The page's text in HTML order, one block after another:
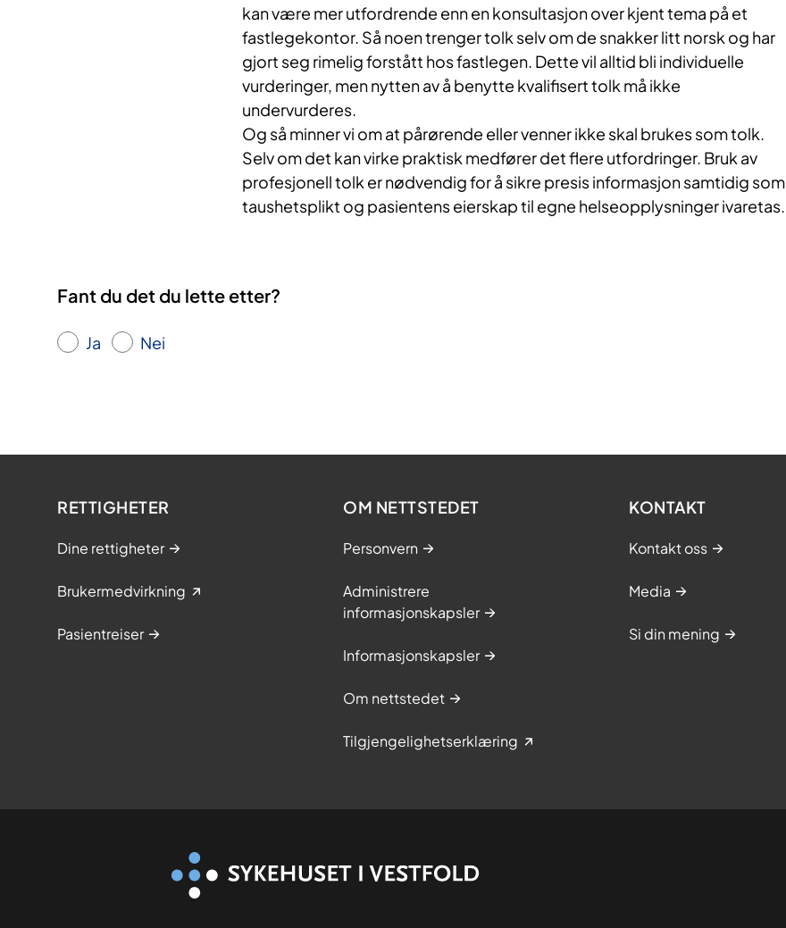
kan være mer utfordrende enn en konsultasjon over kjent tema på et
fastlegekontor. Så noen trenger tolk selv om de snakker litt norsk og har
gjort seg rimelig forstått hos fastlegen. Dette vil alltid bli individuelle
vurderinger, men nytten av å benytte kvalifisert tolk må ikke
undervurderes.
Og så minner vi om at pårørende eller venner ikke skal brukes som tolk.
Selv om det kan virke praktisk medfører det flere utfordringer. Bruk av
profesjonell tolk er nødvendig for å sikre presis informasjon samtidig som
taushetsplikt og pasientens eierskap til egne helseopplysninger ivaretas.
Fant du det du lette etter?
Ja Nei
RETTIGHETER
Dine rettigheter
Brukermedvirkning
Pasientreiser
OM NETTSTEDET
Personvern
Administrere
informasjonskapsler
Informasjonskapsler
Om nettstedet
Tilgjengelighetserklæring
KONTAKT
Kontakt oss
Media
Si din mening